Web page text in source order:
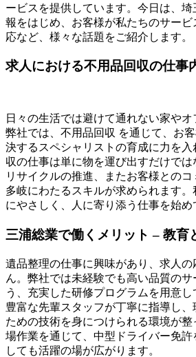
ービスを提供しています。今日は、
報をはじめ、お客様が私たちのサー
応など、様々な話題をご紹介します。
求人における不用品回収の仕事
日々の生活では避けて通れない家やオ
弊社では、不用品回収 を通じて、お
決するスペシャリストの育成に力を入
収の仕事は単に物を運び出すだけで
リサイクルの推進、またお客様との
多岐にわたるスキルが求められます
にやさしく、人に寄り添う仕事を始め
三浦総業で働くメリット – 教育
遺品整理の仕事に興味があり、求人の
ん。弊社では未経験でも高い品質の
う、充実した研修プログラムを用意
豊富な先輩スタッフが丁寧に指導し
ための技術を身につけられる環境が
場作業を通じて、中型ドライバー免許
しても活躍の場が広がります。